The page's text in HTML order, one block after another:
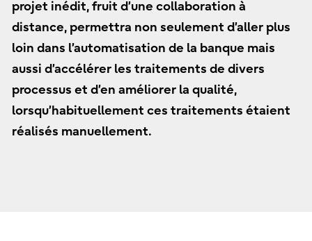
projet inédit, fruit d’une collaboration à
distance, permettra non seulement d’aller plus
loin dans l’automatisation de la banque mais
aussi d’accélérer les traitements de divers
processus et d’en améliorer la qualité,
lorsqu’habituellement ces traitements étaient
réalisés manuellement.